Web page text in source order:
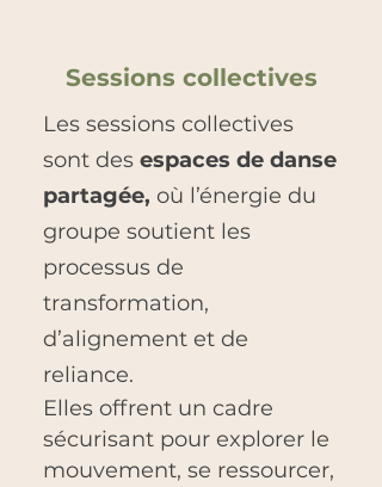
Sessions collectives
Les sessions collectives
sont des espaces de danse
partagée, où l’énergie du
groupe soutient les
processus de
transformation,
d’alignement et de
reliance.
Elles offrent un cadre
sécurisant pour explorer le
mouvement, se ressourcer,